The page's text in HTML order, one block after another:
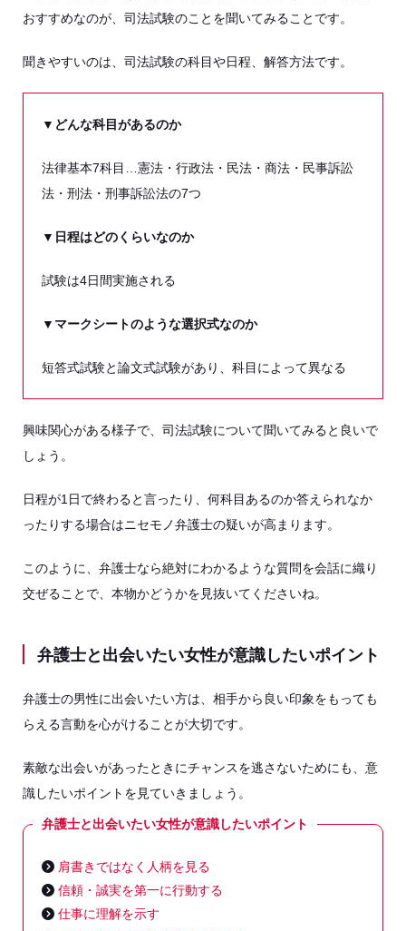
おすすめなのが、司法試験のことを聞いてみることです。
聞きやすいのは、司法試験の科目や日程、解答方法です。
▼どんな科目があるのか
法律基本7科目…憲法・行政法・民法・商法・民事訴訟
法・刑法・刑事訴訟法の7つ
▼日程はどのくらいなのか
試験は4日間実施される
▼マークシートのような選択式なのか
短答式試験と論文式試験があり、科目によって異なる
興味関心がある様子で、司法試験について聞いてみると良いで
しょう。
日程が1日で終わると言ったり、何科目あるのか答えられなか
ったりする場合はニセモノ弁護士の疑いが高まります。
このように、弁護士なら絶対にわかるような質問を会話に織り
交ぜることで、本物かどうかを見抜いてくださいね。
弁護士と出会いたい女性が意識したいポイント
弁護士の男性に出会いたい方は、相手から良い印象をもっても
らえる言動を心がけることが大切です。
素敵な出会いがあったときにチャンスを逃さないためにも、意
識したいポイントを見ていきましょう。
弁護士と出会いたい女性が意識したいポイント
肩書きではなく人柄を見る
信頼・誠実を第一に行動する
仕事に理解を示す